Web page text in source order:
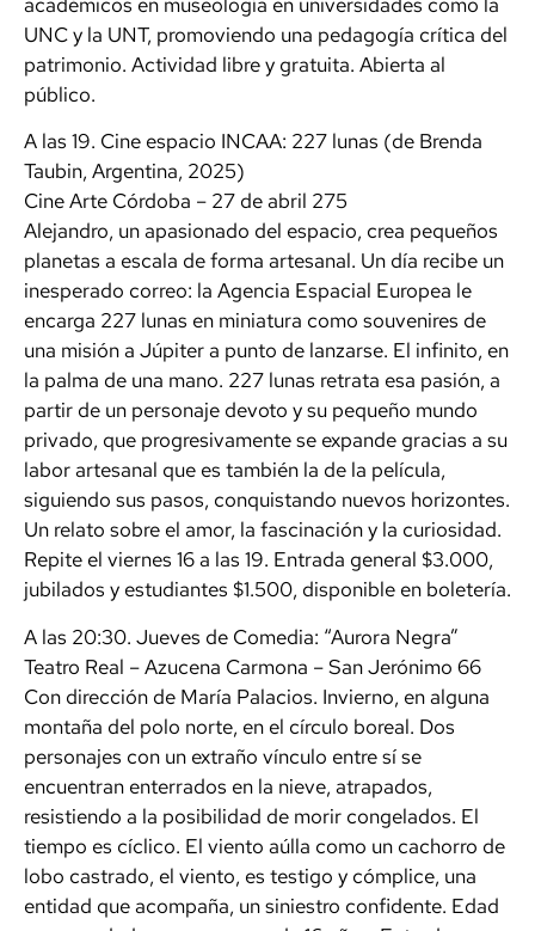
UNC y la UNT, promoviendo una pedagogía crítica del
patrimonio. Actividad libre y gratuita. Abierta al
público.
A las 19. Cine espacio INCAA: 227 lunas (de Brenda
Taubin, Argentina, 2025)
Cine Arte Córdoba – 27 de abril 275
Alejandro, un apasionado del espacio, crea pequeños
planetas a escala de forma artesanal. Un día recibe un
inesperado correo: la Agencia Espacial Europea le
encarga 227 lunas en miniatura como souvenires de
una misión a Júpiter a punto de lanzarse. El infinito, en
la palma de una mano. 227 lunas retrata esa pasión, a
partir de un personaje devoto y su pequeño mundo
privado, que progresivamente se expande gracias a su
labor artesanal que es también la de la película,
siguiendo sus pasos, conquistando nuevos horizontes.
Un relato sobre el amor, la fascinación y la curiosidad.
Repite el viernes 16 a las 19. Entrada general $3.000,
jubilados y estudiantes $1.500, disponible en boletería.
A las 20:30. Jueves de Comedia: “Aurora Negra”
Teatro Real – Azucena Carmona – San Jerónimo 66
Con dirección de María Palacios. Invierno, en alguna
montaña del polo norte, en el círculo boreal. Dos
personajes con un extraño vínculo entre sí se
encuentran enterrados en la nieve, atrapados,
resistiendo a la posibilidad de morir congelados. El
tiempo es cíclico. El viento aúlla como un cachorro de
lobo castrado, el viento, es testigo y cómplice, una
entidad que acompaña, un siniestro confidente. Edad